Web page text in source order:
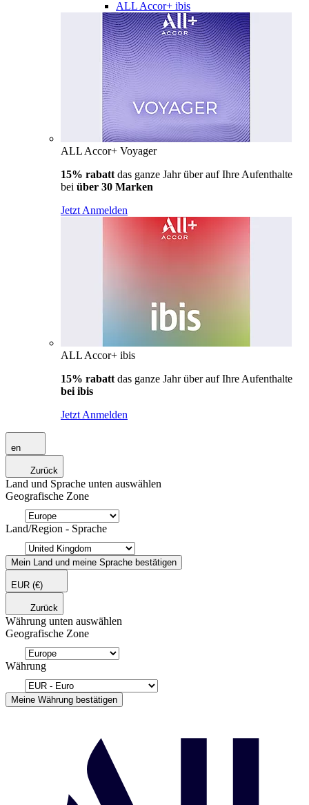
ALL Accor+ ibis
ALL Accor+ Voyager
15% rabatt das ganze Jahr über auf Ihre Aufenthalte
bei über 30 Marken
Jetzt Anmelden
ALL Accor+ ibis
15% rabatt das ganze Jahr über auf Ihre Aufenthalte
bei ibis
Jetzt Anmelden
en
Zurück
Land und Sprache unten auswählen
Geografische Zone
Land/Region - Sprache
Mein Land und meine Sprache bestätigen
EUR (€)
Zurück
Währung unten auswählen
Geografische Zone
Währung
Meine Währung bestätigen